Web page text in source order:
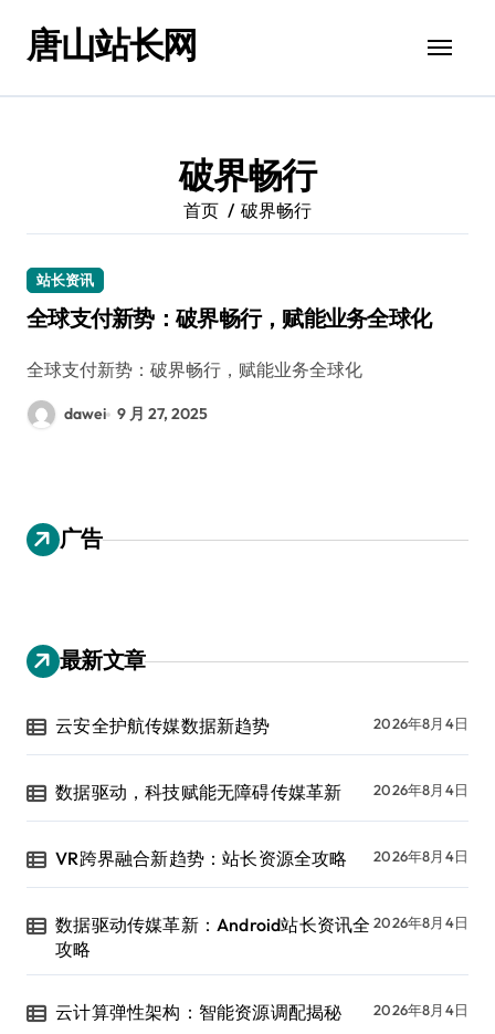
唐山站长网
破界畅行
首页 破界畅行
站长资讯
全球支付新势：破界畅行，赋能业务全球化
全球支付新势：破界畅行，赋能业务全球化
dawei 9 月 27, 2025
广告
最新文章
云安全护航传媒数据新趋势 2026年8月4日
数据驱动，科技赋能无障碍传媒革新 2026年8月4日
VR跨界融合新趋势：站长资源全攻略 2026年8月4日
数据驱动传媒革新：Android站长资讯全
攻略
2026年8月4日
云计算弹性架构：智能资源调配揭秘 2026年8月4日